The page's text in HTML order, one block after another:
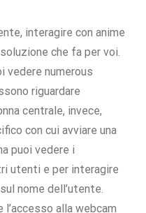
interagire con anime
che fa per voi.
vedere numerous
riguardare
centrale, invece,
con cui avviare una
puoi vedere i
utenti e per interagire
nome dell’utente.
alla webcam